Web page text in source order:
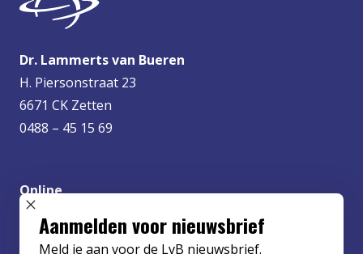
Dr. Lammerts van Bueren
H. Piersonstraat 23
6671 CK Zetten
0488 – 45 15 69
Online
info@lvbueren.nl
SLUIT POPUP
Aanmelden voor nieuwsbrief
Meld je aan voor de LvB nieuwsbrief.